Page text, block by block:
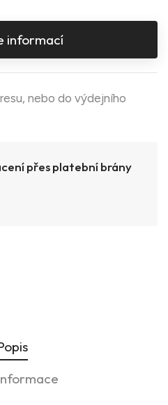
informací
nebo do výdejního
přes platební brány